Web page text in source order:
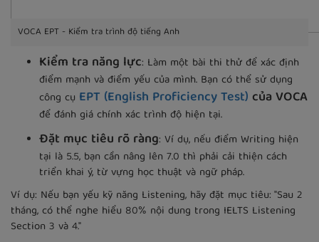
VOCA EPT - Kiểm tra trình độ tiếng Anh
Kiểm tra năng lực: Làm một bài thi thử để xác định
điểm mạnh và điểm yếu của mình. Bạn có thể sử dụng
công cụ EPT (English Proficiency Test) của VOCA
để đánh giá chính xác trình độ hiện tại.
Đặt mục tiêu rõ ràng: Ví dụ, nếu điểm Writing hiện
tại là 5.5, bạn cần nâng lên 7.0 thì phải cải thiện cách
triển khai ý, từ vựng học thuật và ngữ pháp.
Ví dụ: Nếu bạn yếu kỹ năng Listening, hãy đặt mục tiêu: "Sau 2
tháng, có thể nghe hiểu 80% nội dung trong IELTS Listening
Section 3 và 4."